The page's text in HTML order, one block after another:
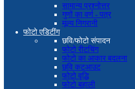
सामान्य प्रश्नोत्तर
गुणों का वर्ण - पत्र
मूल्य निगरानी
फोटो एडिटींग
छवि/फोटो संपादन
फोटो रीटचिंग
फोटो का आकार बदलना
छवि कटआउट
फोटो वृद्धि
फोटो बहाली